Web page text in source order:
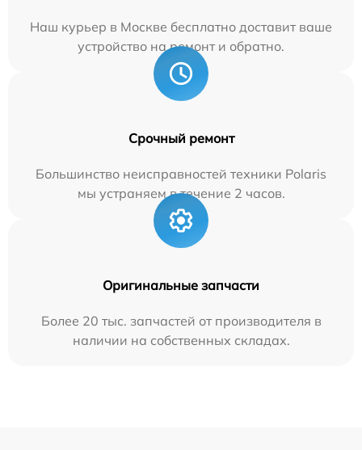
Наш курьер в Москве бесплатно доставит ваше
устройство на ремонт и обратно.
Срочный ремонт
Большинство неисправностей техники Polaris
мы устраняем в течение 2 часов.
Оригинальные запчасти
Более 20 тыс. запчастей от производителя в
наличии на собственных складах.